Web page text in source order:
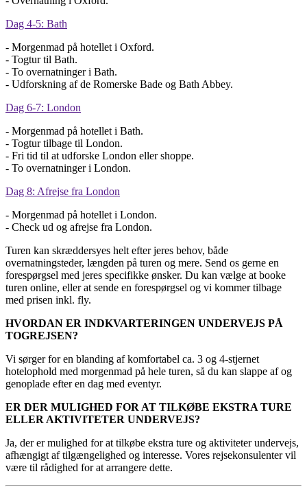
Dag 4-5: Bath
- Morgenmad på hotellet i Oxford.
- Togtur til Bath.
- To overnatninger i Bath.
- Udforskning af de Romerske Bade og Bath Abbey.
Dag 6-7: London
- Morgenmad på hotellet i Bath.
- Togtur tilbage til London.
- Fri tid til at udforske London eller shoppe.
- To overnatninger i London.
Dag 8: Afrejse fra London
- Morgenmad på hotellet i London.
- Check ud og afrejse fra London.
Turen kan skræddersyes helt efter jeres behov, både
overnatningsteder, længden på turen og mere. Send os gerne en
forespørgsel med jeres specifikke ønsker. Du kan vælge at booke
turen online, eller at sende en forespørgsel og vi kommer tilbage
med prisen inkl. fly.
HVORDAN ER INDKVARTERINGEN UNDERVEJS PÅ
TOGREJSEN?
Vi sørger for en blanding af komfortabel ca. 3 og 4-stjernet
hotelophold med morgenmad på hele turen, så du kan slappe af og
genoplade efter en dag med eventyr.
ER DER MULIGHED FOR AT TILKØBE EKSTRA TURE
ELLER AKTIVITETER UNDERVEJS?
Ja, der er mulighed for at tilkøbe ekstra ture og aktiviteter undervejs,
afhængigt af tilgængelighed og interesse. Vores rejsekonsulenter vil
være til rådighed for at arrangere dette.